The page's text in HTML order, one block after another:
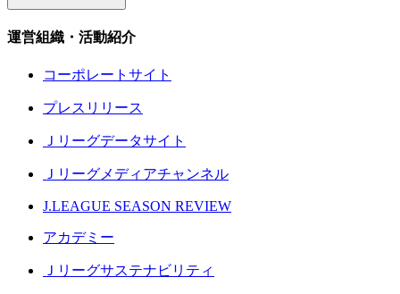
運営組織・活動紹介
コーポレートサイト
プレスリリース
Ｊリーグデータサイト
Ｊリーグメディアチャンネル
J.LEAGUE SEASON REVIEW
アカデミー
Ｊリーグサステナビリティ